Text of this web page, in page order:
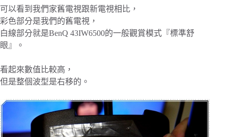
可以看到我們家舊電視跟新電視相比，
彩色部分是我們的舊電視，
白線部分就是BenQ 43IW6500的一般觀賞模式『標準舒
眼』。
看起來數值比較高，
但是整個波型是右移的。